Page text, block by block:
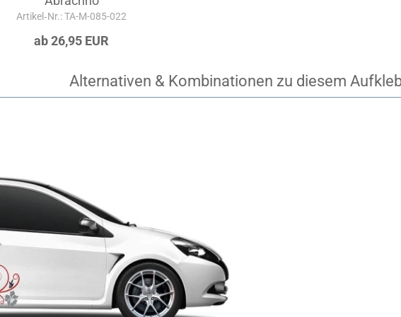
Artikel‑Nr.: TA-M-085-022
ab 26,95 EUR
Alternativen & Kombinationen zu diesem